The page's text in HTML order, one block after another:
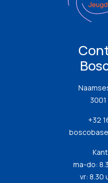
+32
ma-do:
vr: 8.30